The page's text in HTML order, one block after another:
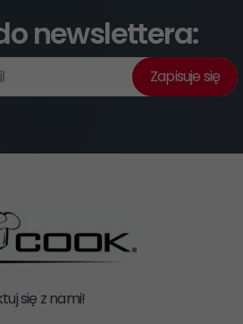
newslettera:
Zapisuje się
się z nami!